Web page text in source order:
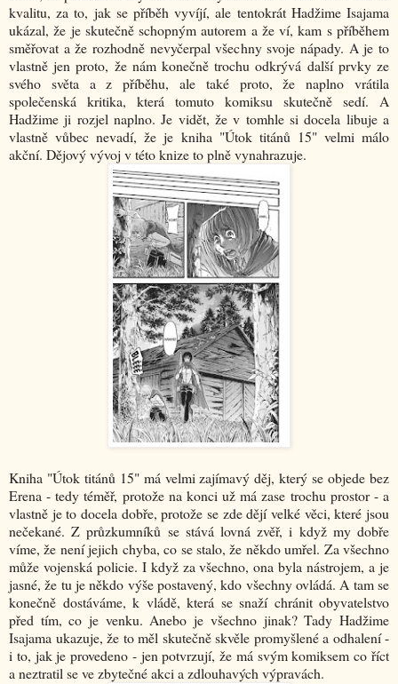
kvalitu, za to, jak se příběh vyvíjí, ale tentokrát Hadžime Isajama
ukázal, že je skutečně schopným autorem a že ví, kam s příběhem
směřovat a že rozhodně nevyčerpal všechny svoje nápady. A je to
vlastně jen proto, že nám konečně trochu odkrývá další prvky ze
svého světa a z příběhu, ale také proto, že naplno vrátila
společenská kritika, která tomuto komiksu skutečně sedí. A
Hadžime ji rozjel naplno. Je vidět, že v tomhle si docela libuje a
vlastně vůbec nevadí, že je kniha "Útok titánů 15" velmi málo
akční. Dějový vývoj v této knize to plně vynahrazuje.
Kniha "Útok titánů 15" má velmi zajímavý děj, který se objede bez
Erena - tedy téměř, protože na konci už má zase trochu prostor - a
vlastně je to docela dobře, protože se zde dějí velké věci, které jsou
nečekané. Z průzkumníků se stává lovná zvěř, i když my dobře
víme, že není jejich chyba, co se stalo, že někdo umřel. Za všechno
může vojenská policie. I když za všechno, ona byla nástrojem, a je
jasné, že tu je někdo výše postavený, kdo všechny ovládá. A tam se
konečně dostáváme, k vládě, která se snaží chránit obyvatelstvo
před tím, co je venku. Anebo je všechno jinak? Tady Hadžime
Isajama ukazuje, že to měl skutečně skvěle promyšlené a odhalení -
i to, jak je provedeno - jen potvrzují, že má svým komiksem co říct
a neztratil se ve zbytečné akci a zdlouhavých výpravách.